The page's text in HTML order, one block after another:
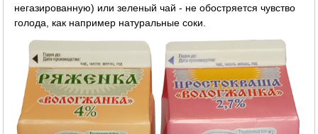
негазированную) или зеленый чай - не обостряется чувство
голода, как например натуральные соки.